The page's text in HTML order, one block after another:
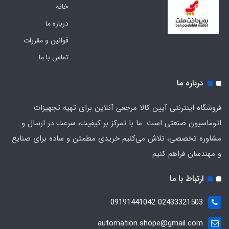
خانه
درباره ما
قوانین و مقررات
تماس با ما
درباره ما
فروشگاه اینترنتی آیین کالا مرجعی آنلاین برای تهیه تجهیزات
اتوماسیون صنعتی است. ما با تمرکز بر کیفیت، سرعت در ارسال و
مشاوره تخصصی، تلاش می‌کنیم خریدی مطمئن و ساده برای صنایع
و مهندسان فراهم کنیم
ارتباط با ما
02433321503 09191441042
automation.shope@gmail.com